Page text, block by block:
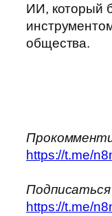
ИИ, который
общества.
https://t.me/
Подписаться
https://t.me/